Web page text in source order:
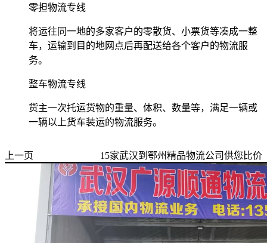
零担物流专线
将运往同一地的多家客户的零散货、小票货等凑成一整
车，运输到目的地网点后再配送给各个客户的物流服
务。
整车物流专线
货主一次托运货物的重量、体积、数量等，满足一辆或
一辆以上货车装运的物流服务。
15家武汉到鄂州精品物流公司供您比价
上一页